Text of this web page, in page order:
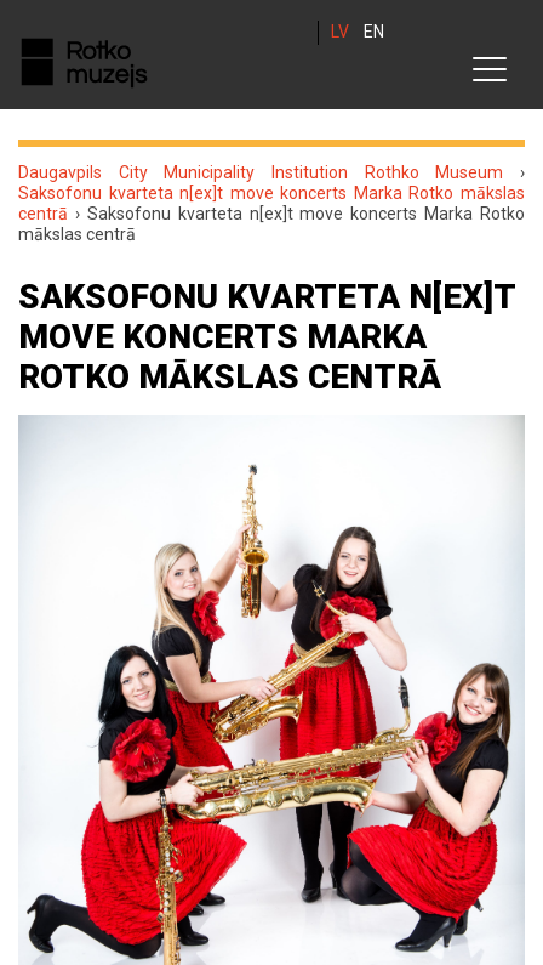
LV EN
Daugavpils City Municipality Institution Rothko Museum ›
Saksofonu kvarteta n[ex]t move koncerts Marka Rotko mākslas
centrā › Saksofonu kvarteta n[ex]t move koncerts Marka Rotko
mākslas centrā
SAKSOFONU KVARTETA N[EX]T
MOVE KONCERTS MARKA
ROTKO MĀKSLAS CENTRĀ